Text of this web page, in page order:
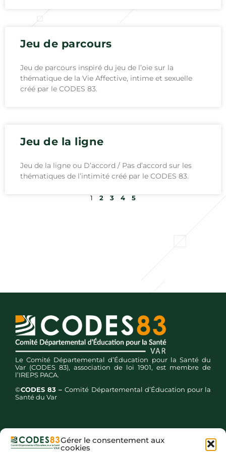
Gérer le consentement aux
cookies
Jeu de parcours
Jeu de parcours inspiré du jeu de l’oie sur la
thématique de la Vie Affective, intime et sexuelle
créé par le CODES 83.
Jeu de la ligne
Jeu de la ligne ou D’accord / Pas d’accord sur les
thématiques de l’intimité créé par le CODES 83.
1 2 3 4 5
Le Comité Départemental d’Éducation pour la Santé du
Var (CODES 83), association de loi 1901, est membre de
l’IREPS PACA.
©CODES 83 –Comité Départemental d’Éducation pour la
Santé du Var
Inscription newsletters